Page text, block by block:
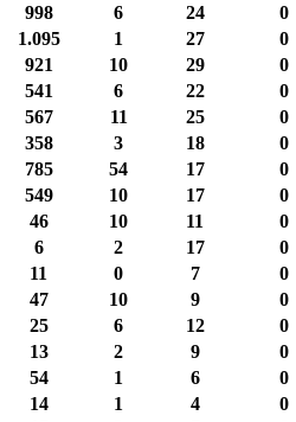
998 6 24
0
1.095 1 27
0
921 10 29
0
541 6 22
0
567 11 25
0
358 3 18
0
785 54 17
0
549 10 17
0
46 10 11
0
6 2 17
0
11 0 7
0
47 10 9
0
25 6 12
0
13 2 9
0
54 1 6
0
14 1 4
0